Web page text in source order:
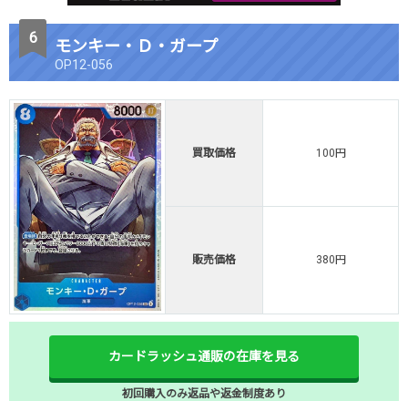
モンキー・Ｄ・ガープ
OP12-056
買取価格 100円
販売価格 380円
カードラッシュ通販の在庫を見る
初回購入のみ返品や返金制度あり